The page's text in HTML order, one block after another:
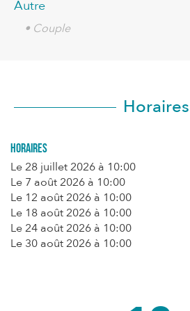
Autre
• Couple
Horaires
Horaires
Le28 juillet 2026 à 10:00
Le 7 août 2026 à 10:00
Le 12 août 2026 à 10:00
Le 18 août 2026 à 10:00
Le24 août 2026 à 10:00
Le 30 août 2026 à 10:00